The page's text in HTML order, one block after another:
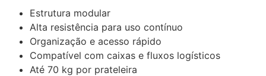
Estrutura modular
Alta resistência para uso contínuo
Organização e acesso rápido
Compatível com caixas e fluxos logísticos
Até 70 kg por prateleira